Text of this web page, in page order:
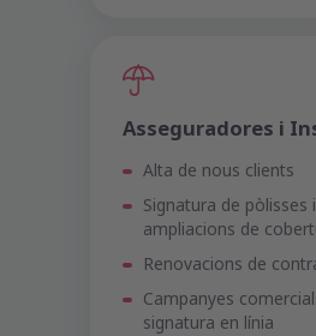
Asseguradores i
Alta de nous clients
Signatura de pòlisses i
ampliacions de
Renovacions de
Campanyes
signatura en línia